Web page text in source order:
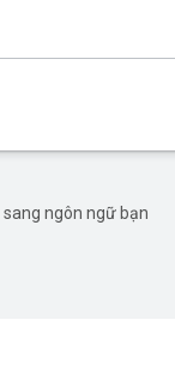
ngôn ngữ bạn